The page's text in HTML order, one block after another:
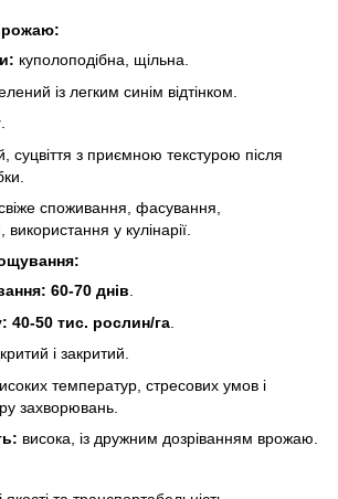
куполоподібна, щільна.
із легким синім відтінком.
суцвіття з приємною текстурою після
споживання, фасування,
у кулінарії.
60-70 днів.
40-50 тис. рослин/га
і закритий.
температур, стресових умов і
захворювань.
висока, із дружним дозріванням врожаю.